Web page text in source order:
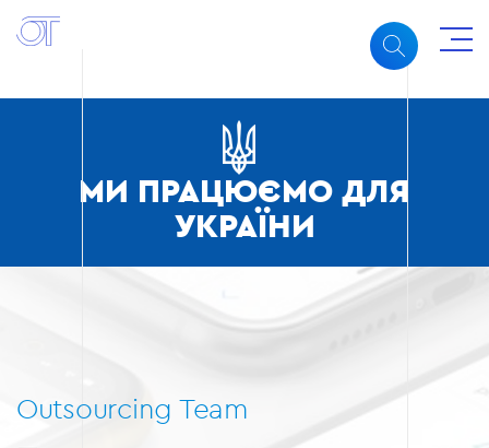
МИ ПРАЦЮЄМО ДЛЯ
УКРАЇНИ
Outsourcing Team